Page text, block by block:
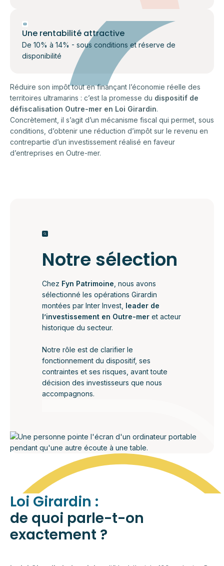
Une rentabilité attractive
De 10% à 14% - sous conditions et réserve de
disponibilité
Réduire son impôt tout en finançant l’économie réelle des
territoires ultramarins : c’est la promesse du dispositif de
défiscalisation Outre-mer en Loi Girardin.
Concrètement, il s’agit d’un mécanisme fiscal qui permet, sous
conditions, d’obtenir une réduction d’impôt sur le revenu en
contrepartie d’un investissement réalisé en faveur
d’entreprises en Outre-mer.
Notre sélection
Chez Fyn Patrimoine , nous avons
sélectionné les opérations Girardin
montées par Inter Invest, leader de
l’investissement en Outre-mer et acteur
historique du secteur.
Notre rôle est de clarifier le
fonctionnement du dispositif, ses
contraintes et ses risques, avant toute
décision des investisseurs que nous
accompagnons.
Loi Girardin :
de quoi parle-t-on
exactement ?